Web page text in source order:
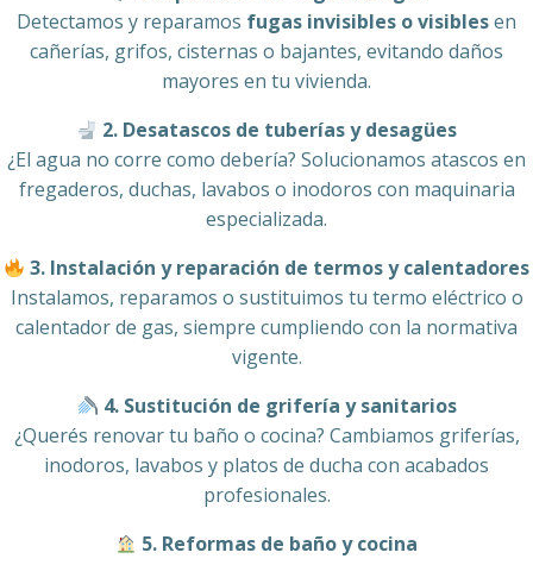
Detectamos y reparamos fugas invisibles o visiblesen
cañerías, grifos, cisternas o bajantes, evitando daños
mayores en tu vivienda.
2. Desatascos de tuberías y desagües
¿El agua no corre como debería? Solucionamos atascos en
fregaderos, duchas, lavabos o inodoros con maquinaria
especializada.
3. Instalación y reparación de termos y calentadores
Instalamos, reparamos o sustituimos tu termo eléctrico o
calentador de gas, siempre cumpliendo con la normativa
vigente.
4. Sustitución de grifería y sanitarios
¿Querés renovar tu baño o cocina? Cambiamos griferías,
inodoros, lavabos y platos de ducha con acabados
profesionales.
5. Reformas de baño y cocina